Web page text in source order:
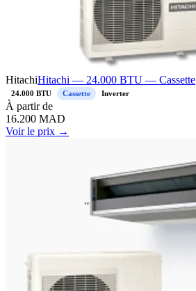
HitachiHitachi — 24.000 BTU — Cassette
24.000 BTU Cassette Inverter
À partir de
16.200 MAD
Voir le prix →